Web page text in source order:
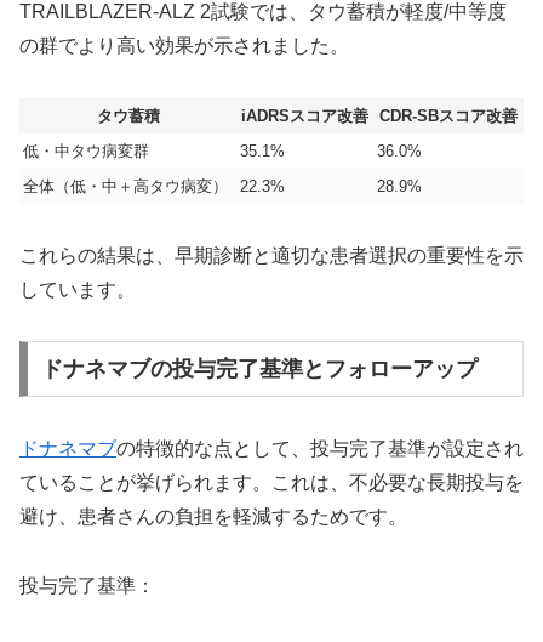
TRAILBLAZER-ALZ 2試験では、タウ蓄積が軽度/中等度
の群でより高い効果が示されました。
タウ蓄積 iADRSスコア改善 CDR-SBスコア改善
低・中タウ病変群
35.1%
36.0%
全体（低・中＋高タウ病変）
22.3% 28.9%
これらの結果は、早期診断と適切な患者選択の重要性を示
しています。
ドナネマブの投与完了基準とフォローアップ
ドナネマブの特徴的な点として、投与完了基準が設定され
ていることが挙げられます。これは、不必要な長期投与を
避け、患者さんの負担を軽減するためです。
投与完了基準：